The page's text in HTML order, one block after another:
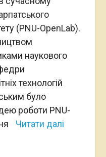
(PNU-OpenLab).
наукового
технологій
було
роботи PNU-
Читати далі